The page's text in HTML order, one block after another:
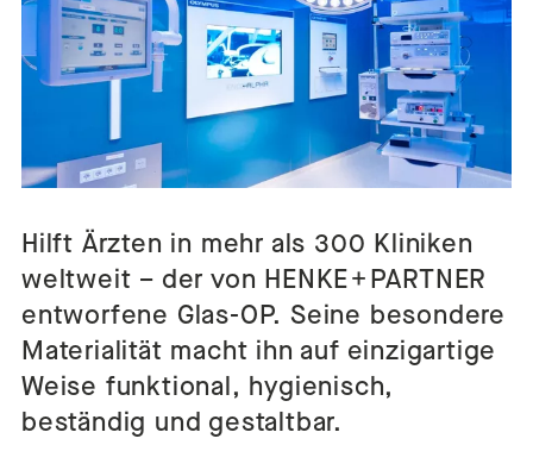
Hilft Ärzten in mehr als 300 Kliniken
weltweit – der von HENKE + PARTNER
entworfene Glas-OP. Seine besondere
Materialität macht ihn auf einzigartige
Weise funktional, hygienisch,
beständig und gestaltbar.